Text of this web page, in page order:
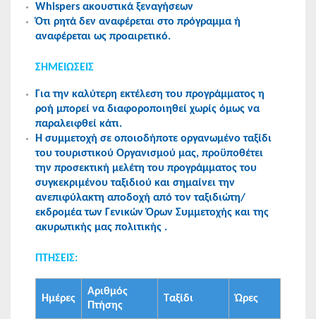
Whispers ακουστικά ξεναγήσεων
Ότι ρητά δεν αναφέρεται στο πρόγραμμα ή
αναφέρεται ως προαιρετικό.
ΣΗΜΕΙΩΣΕΙΣ
Για την καλύτερη εκτέλεση του προγράμματος η
ροή μπορεί να διαφοροποιηθεί χωρίς όμως να
παραλειφθεί κάτι.
Η συμμετοχή σε οποιοδήποτε οργανωμένο ταξίδι
του τουριστικού Οργανισμού μας, προϋποθέτει
την προσεκτική μελέτη του προγράμματος του
συγκεκριμένου ταξιδιού και σημαίνει την
ανεπιφύλακτη αποδοχή από τον ταξιδιώτη/
εκδρομέα των Γενικών Όρων Συμμετοχής και της
ακυρωτικής μας πολιτικής .
ΠΤΗΣΕΙΣ:
Ημέρες
Αριθμός
Πτήσης
Ταξίδι Ώρες